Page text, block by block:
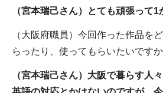
（宮本瑞己さん）とても頑張って1
（大阪府職員）今回作った作品を
らったり、使ってもらいたいですか
（宮本瑞己さん）大阪で暮らす人